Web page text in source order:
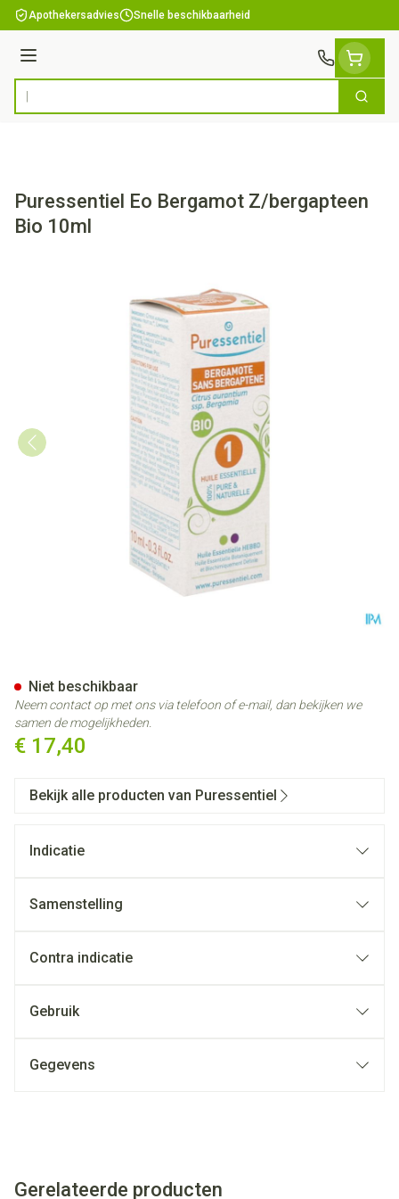
Ga naar de inhoud
Apothekersadvies Snelle beschikbaarheid
Menu
Product, merk, categorie... Zoek
Puressentiel Eo Bergamot Z/bergapteen
Bio 10ml
€ 17,40
Niet beschikbaar
Neem contact op met ons via telefoon of e-mail, dan bekijken we
samen de mogelijkheden.
Bekijk alle producten van Puressentiel
Indicatie
Samenstelling
Contra indicatie
Gebruik
Gegevens
Gerelateerde producten